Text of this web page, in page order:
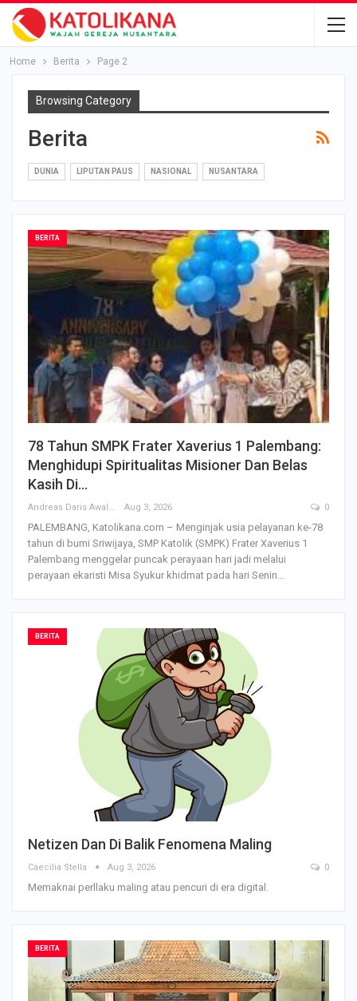
Home Berita Page 2
Browsing Category
Berita
DUNIA LIPUTAN PAUS NASIONAL NUSANTARA
BERITA
78 Tahun SMPK Frater Xaverius 1 Palembang:
Menghidupi Spiritualitas Misioner Dan Belas
Kasih Di…
Andreas Daris Awalistyo Aug 3, 2026 0
PALEMBANG, Katolikana.com – Menginjak usia pelayanan ke-78
tahun di bumi Sriwijaya, SMP Katolik (SMPK) Frater Xaverius 1
Palembang menggelar puncak perayaan hari jadi melalui
perayaan ekaristi Misa Syukur khidmat pada hari Senin…
BERITA
Netizen Dan Di Balik Fenomena Maling
Caecilia Stella Aug 3, 2026 0
Memaknai perllaku maling atau pencuri di era digital.
BERITA